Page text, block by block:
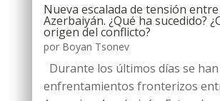
Nueva escalada de tensión
Azerbaiyán. ¿Qué ha sucedido?
origen del conflicto?
por Boyan Tsonev
Durante los últimos días se
enfrentamientos fronterizos